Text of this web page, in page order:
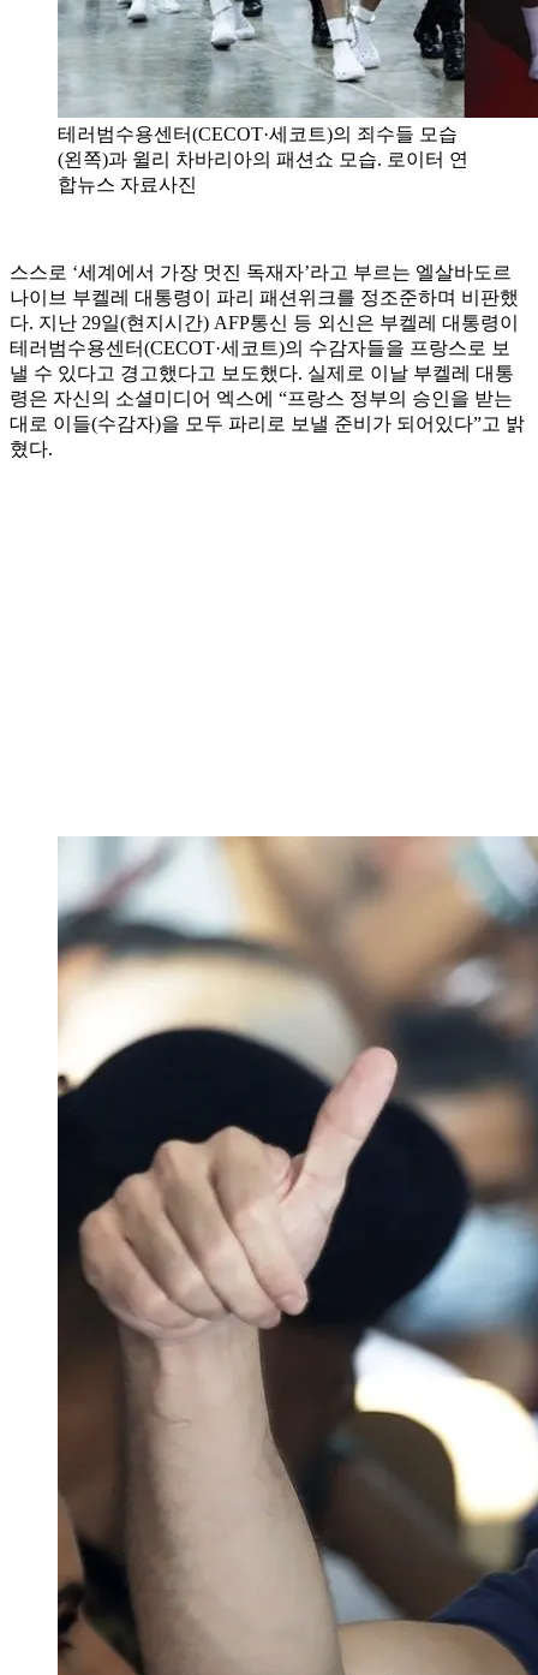
테러범수용센터(CECOT·세코트)의 죄수들 모습
(왼쪽)과 윌리 차바리아의 패션쇼 모습. 로이터 연
합뉴스 자료사진
스스로 ‘세계에서 가장 멋진 독재자’라고 부르는 엘살바도르
나이브 부켈레 대통령이 파리 패션위크를 정조준하며 비판했
다. 지난 29일(현지시간) AFP통신 등 외신은 부켈레 대통령이
테러범수용센터(CECOT·세코트)의 수감자들을 프랑스로 보
낼 수 있다고 경고했다고 보도했다. 실제로 이날 부켈레 대통
령은 자신의 소셜미디어 엑스에 “프랑스 정부의 승인을 받는
대로 이들(수감자)을 모두 파리로 보낼 준비가 되어있다”고 밝
혔다.